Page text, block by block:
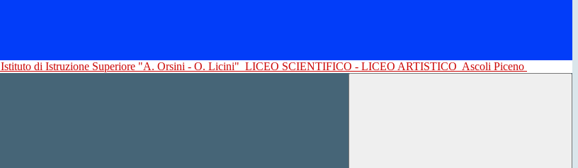
Istituto di Istruzione Superiore "A. Orsini - O. Licini" LICEO SCIENTIFICO - LICEO ARTISTICO Ascoli Piceno